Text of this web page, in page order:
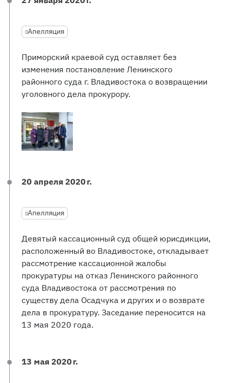
Апелляция
Приморский краевой суд оставляет без
изменения постановление Ленинского
районного суда г. Владивостока о возвращении
уголовного дела прокурору.
20 апреля 2020 г.
Апелляция
Девятый кассационный суд общей юрисдикции,
расположенный во Владивостоке, откладывает
рассмотрение кассационной жалобы
прокуратуры на отказ Ленинского районного
суда Владивостока от рассмотрения по
существу дела Осадчука и других и о возврате
дела в прокуратуру. Заседание переносится на
13 мая 2020 года.
13 мая 2020 г.